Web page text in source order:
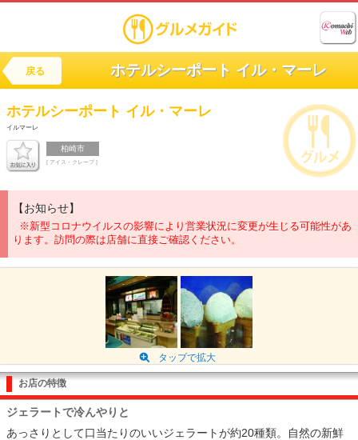
戻る ホテルシーポート イル・マーレ
ホテルシーポート イル・マーレ
イルマーレ
柏崎市
[ アイス・クレープ ]
【お知らせ】
※新型コロナウイルスの影響により営業状況に変更が生じる可能性があ
ります。訪問の際は店舗に直接ご確認ください。
タップで拡大
お店の特徴
ジェラートで冷んやりと
あっさりとして口当たりのいいジェラートが約20種類。自然の新鮮